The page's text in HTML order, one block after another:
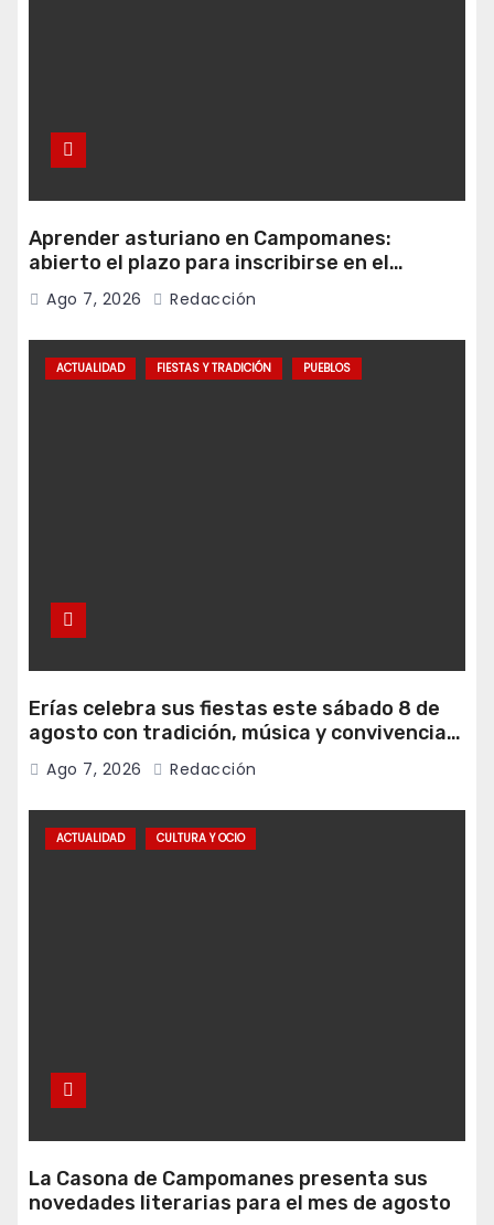
Aprender asturiano en Campomanes:
abierto el plazo para inscribirse en el
programa Falamos
Ago 7, 2026 Redacción
ACTUALIDAD FIESTAS Y TRADICIÓN PUEBLOS
Erías celebra sus fiestas este sábado 8 de
agosto con tradición, música y convivencia
vecinal
Ago 7, 2026 Redacción
ACTUALIDAD CULTURA Y OCIO
La Casona de Campomanes presenta sus
novedades literarias para el mes de agosto